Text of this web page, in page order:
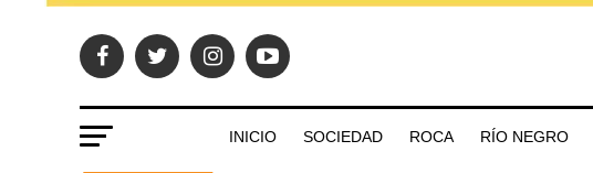
INICIO SOCIEDAD ROCA RÍO NEGRO